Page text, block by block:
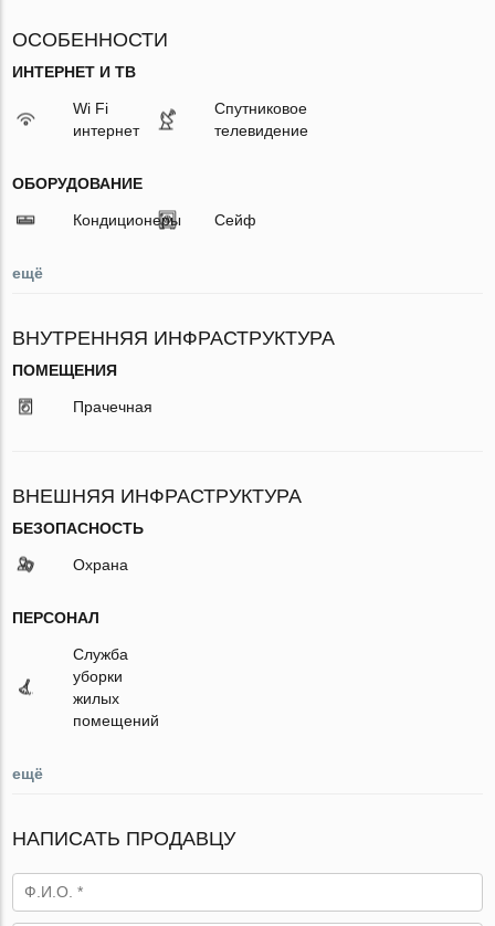
ОСОБЕННОСТИ
ИНТЕРНЕТ И ТВ
Wi Fi
интернет
Спутниковое
телевидение
ОБОРУДОВАНИЕ
Кондиционеры Сейф
ещё
ВНУТРЕННЯЯ ИНФРАСТРУКТУРА
ПОМЕЩЕНИЯ
Прачечная
ВНЕШНЯЯ ИНФРАСТРУКТУРА
БЕЗОПАСНОСТЬ
Охрана
ПЕРСОНАЛ
Служба
уборки
жилых
помещений
ещё
НАПИСАТЬ ПРОДАВЦУ